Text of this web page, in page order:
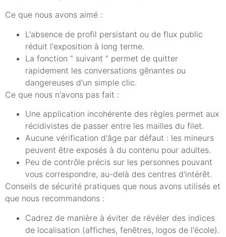
Ce que nous avons aimé :
L'absence de profil persistant ou de flux public
réduit l'exposition à long terme.
La fonction “ suivant ” permet de quitter
rapidement les conversations gênantes ou
dangereuses d'un simple clic.
Ce que nous n'avons pas fait :
Une application incohérente des règles permet aux
récidivistes de passer entre les mailles du filet.
Aucune vérification d'âge par défaut : les mineurs
peuvent être exposés à du contenu pour adultes.
Peu de contrôle précis sur les personnes pouvant
vous correspondre, au-delà des centres d'intérêt.
Conseils de sécurité pratiques que nous avons utilisés et
que nous recommandons :
Cadrez de manière à éviter de révéler des indices
de localisation (affiches, fenêtres, logos de l'école).